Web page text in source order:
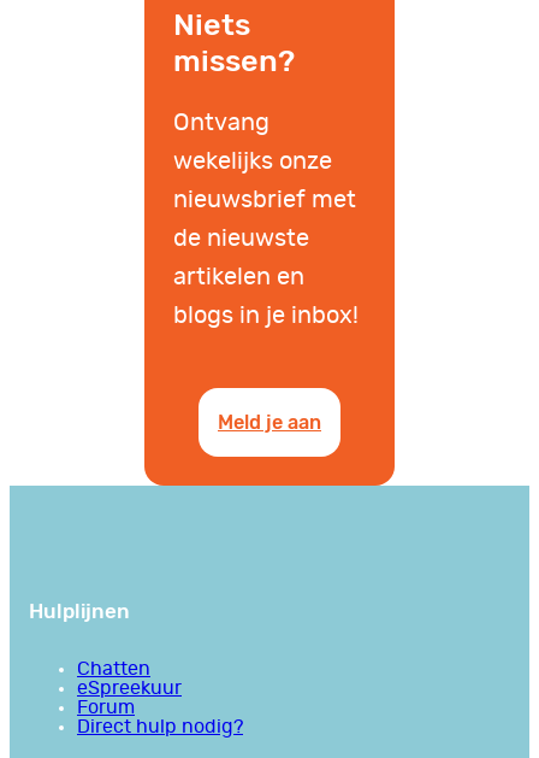
Niets
missen?
Ontvang
wekelijks onze
nieuwsbrief met
de nieuwste
artikelen en
blogs in je inbox!
Meld je aan
Hulplijnen
Chatten
eSpreekuur
Forum
Direct hulp nodig?